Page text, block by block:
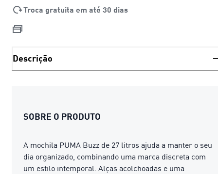
Troca gratuita em até 30 dias
Descrição
SOBRE O PRODUTO
A mochila PUMA Buzz de 27 litros ajuda a manter o seu
dia organizado, combinando uma marca discreta com
um estilo intemporal. Alças acolchoadas e uma